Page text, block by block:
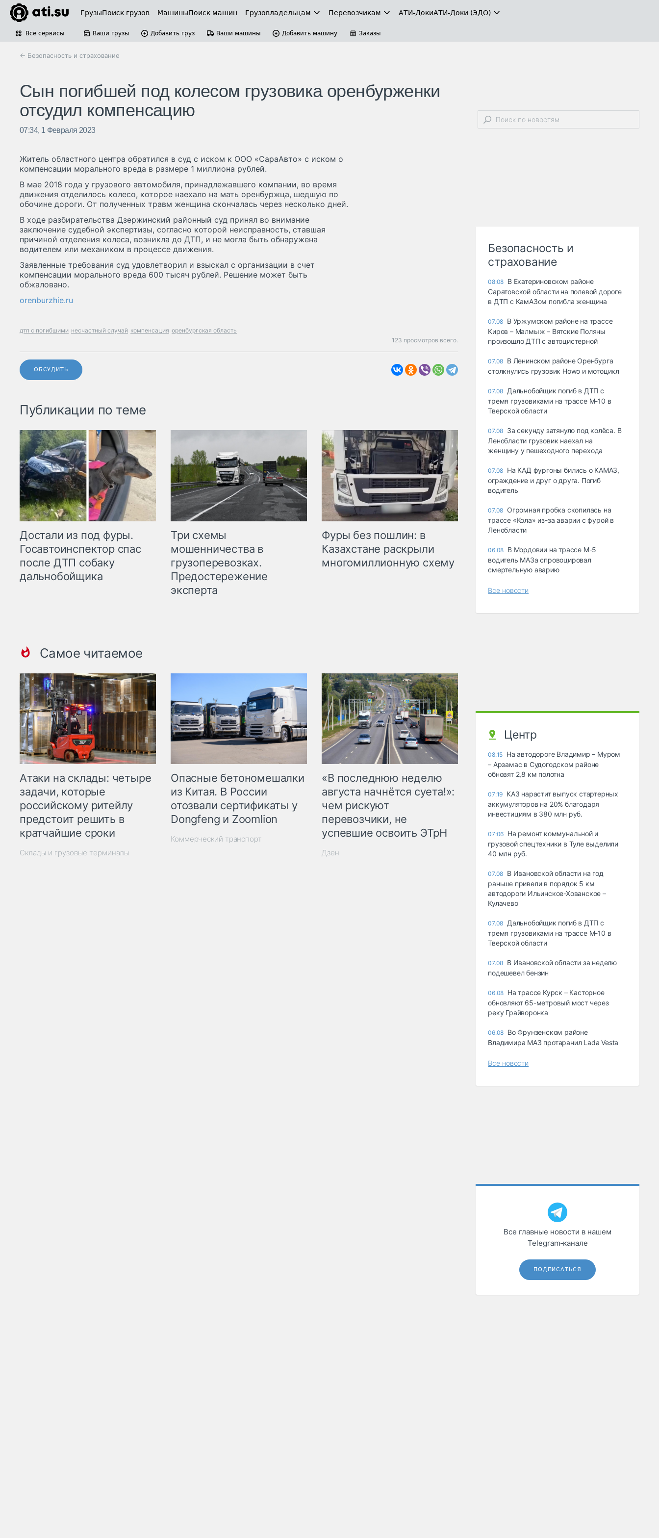
ГрузыПоиск грузов МашиныПоиск машин Грузовладельцам Перевозчикам АТИ-ДокиАТИ-Доки (ЭДО)
Все сервисы Ваши грузы Добавить груз Ваши машины Добавить машину Заказы
← Безопасность и страхование
Сын погибшей под колесом грузовика оренбурженки
отсудил компенсацию
07:34, 1 Февраля 2023
Житель областного центра обратился в суд с иском к ООО «СараАвто» с иском о
компенсации морального вреда в размере 1 миллиона рублей.
В мае 2018 года у грузового автомобиля, принадлежавшего компании, во время
движения отделилось колесо, которое наехало на мать оренбуржца, шедшую по
обочине дороги. От полученных травм женщина скончалась через несколько дней.
В ходе разбирательства Дзержинский районный суд принял во внимание
заключение судебной экспертизы, согласно которой неисправность, ставшая
причиной отделения колеса, возникла до ДТП, и не могла быть обнаружена
водителем или механиком в процессе движения.
Заявленные требования суд удовлетворил и взыскал с организации в счет
компенсации морального вреда 600 тысяч рублей. Решение может быть
обжаловано.
orenburzhie.ru
дтп с погибшими несчастный случай компенсация оренбургская область
123 просмотров всего.
ОБСУДИТЬ
Публикации по теме
Достали из под фуры.
Госавтоинспектор спас
после ДТП собаку
дальнобойщика
Три схемы
мошенничества в
грузоперевозках.
Предостережение
эксперта
Фуры без пошлин: в
Казахстане раскрыли
многомиллионную схему
Самое читаемое
Атаки на склады: четыре
задачи, которые
российскому ритейлу
предстоит решить в
кратчайшие сроки
Склады и грузовые терминалы
Опасные бетономешалки
из Китая. В России
отозвали сертификаты у
Dongfeng и Zoomlion
Коммерческий транспорт
«В последнюю неделю
августа начнётся суета!»:
чем рискуют
перевозчики, не
успевшие освоить ЭТрН
Дзен
Безопасность и
страхование
08:08 В Екатериновском районе
Саратовской области на полевой дороге
в ДТП с КамАЗом погибла женщина
07.08 В Уржумском районе на трассе
Киров – Малмыж – Вятские Поляны
произошло ДТП с автоцистерной
07.08 В Ленинском районе Оренбурга
столкнулись грузовик Howo и мотоцикл
07.08 Дальнобойщик погиб в ДТП с
тремя грузовиками на трассе М-10 в
Тверской области
07.08 За секунду затянуло под колёса. В
Ленобласти грузовик наехал на
женщину у пешеходного перехода
07.08 На КАД фургоны бились о КАМАЗ,
ограждение и друг о друга. Погиб
водитель
07.08 Огромная пробка скопилась на
трассе «Кола» из-за аварии с фурой в
Ленобласти
06.08 В Мордовии на трассе М-5
водитель МАЗа спровоцировал
смертельную аварию
Все новости
Центр
08:15 На автодороге Владимир – Муром
– Арзамас в Судогодском районе
обновят 2,8 км полотна
07:19 КАЗ нарастит выпуск стартерных
аккумуляторов на 20% благодаря
инвестициям в 380 млн руб.
07:06 На ремонт коммунальной и
грузовой спецтехники в Туле выделили
40 млн руб.
07.08 В Ивановской области на год
раньше привели в порядок 5 км
автодороги Ильинское-Хованское –
Кулачево
07.08 Дальнобойщик погиб в ДТП с
тремя грузовиками на трассе М-10 в
Тверской области
07.08 В Ивановской области за неделю
подешевел бензин
06.08 На трассе Курск – Касторное
обновляют 65-метровый мост через
реку Грайворонка
06.08 Во Фрунзенском районе
Владимира МАЗ протаранил Lada Vesta
Все новости
Все главные новости в нашем
Telegram‑канале
ПОДПИСАТЬСЯ